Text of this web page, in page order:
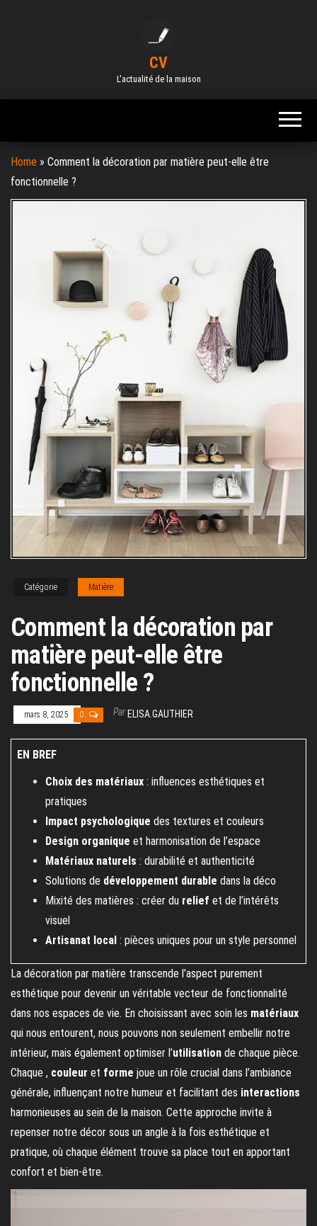
CV
L'actualité de la maison
Home » Comment la décoration par matière peut-elle être
fonctionnelle ?
Catégorie Matière
Comment la décoration par
matière peut-elle être
fonctionnelle ?
mars 8, 2025 0 Par ELISA.GAUTHIER
EN BREF
Choix des matériaux : influences esthétiques et
pratiques
Impact psychologique des textures et couleurs
Design organique et harmonisation de l’espace
Matériaux naturels : durabilité et authenticité
Solutions de développement durable dans la déco
Mixité des matières : créer du relief et de l’intérêts
visuel
Artisanat local : pièces uniques pour un style personnel
La décoration par matière transcende l’aspect purement
esthétique pour devenir un véritable vecteur de fonctionnalité
dans nos espaces de vie. En choisissant avec soin les matériaux
qui nous entourent, nous pouvons non seulement embellir notre
intérieur, mais également optimiser l’utilisation de chaque pièce.
Chaque , couleur et forme joue un rôle crucial dans l’ambiance
générale, influençant notre humeur et facilitant des interactions
harmonieuses au sein de la maison. Cette approche invite à
repenser notre décor sous un angle à la fois esthétique et
pratique, où chaque élément trouve sa place tout en apportant
confort et bien-être.